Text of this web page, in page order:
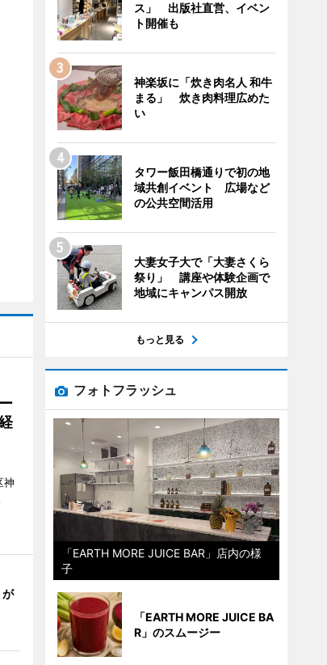
神
が
ス」 出版社直営、イベン
ト開催も
神楽坂に「炊き肉名人 和牛
まる」 炊き肉料理広めた
い
タワー飯田橋通りで初の地
域共創イベント 広場など
の公共空間活用
大妻女子大で「大妻さくら
祭り」 講座や体験企画で
地域にキャンパス開放
もっと見る
フォトフラッシュ
「EARTH MORE JUICE BAR」店内の様
子
「EARTH MORE JUICE BA
R」のスムージー